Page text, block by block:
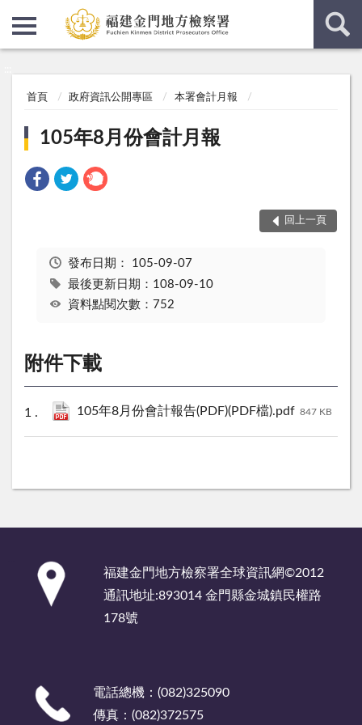
首頁 政府資訊公開專區 本署會計月報
105年8月份會計月報
回上一頁
發布日期： 105-09-07
最後更新日期：108-09-10
資料點閱次數：752
附件下載
105年8月份會計報告(PDF)(PDF檔).pdf 847 KB
福建金門地方檢察署全球資訊網©2012
通訊地址:893014 金門縣金城鎮民權路
178號
電話總機：(082)325090
傳真：(082)372575